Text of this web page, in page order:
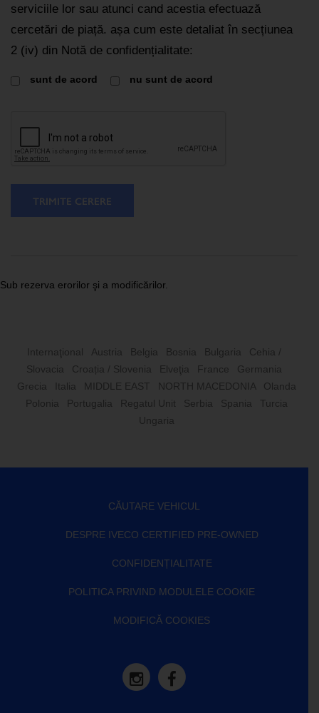
serviciile lor sau atunci cand acestia efectuază
cercetări de piață. așa cum este detaliat în secțiunea
2 (iv) din Notă de confidențialitate:
sunt de acord nu sunt de acord
TRIMITE CERERE
Sub rezerva erorilor şi a modificărilor.
Internaţional Austria Belgia Bosnia Bulgaria
Cehia /
Slovacia
Croația / Slovenia Elveţia France
Germania
Grecia
Italia MIDDLE EAST NORTH MACEDONIA
Olanda
Polonia
Portugalia Regatul Unit Serbia Spania
Turcia
Ungaria
CĂUTARE VEHICUL
DESPRE IVECO CERTIFIED PRE-OWNED
CONFIDENȚIALITATE
POLITICA PRIVIND MODULELE COOKIE
MODIFICĂ COOKIES